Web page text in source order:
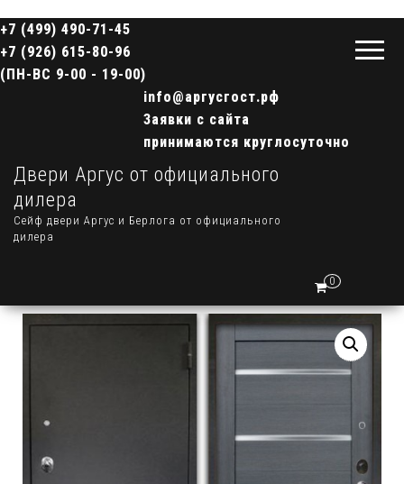
+7 (499) 490-71-45
+7 (926) 615-80-96
(ПН-ВС 9-00 - 19-00)
info@аргусгост.рф
Заявки с сайта
принимаются круглосуточно
Двери Аргус от официального
дилера
Сейф двери Аргус и Берлога от официального
дилера
0